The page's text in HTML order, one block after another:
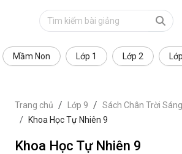
Mầm Non Lớp 1 Lớp 2
Trang chủ Lớp 9
Sách Chân Trời
Khoa Học Tự Nhiên 9
Khoa Học Tự Nhiên 9